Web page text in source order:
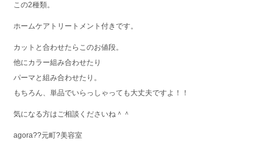
この2種類。
ホームケアトリートメント付きです。
カットと合わせたらこのお値段。
他にカラー組み合わせたり
パーマと組み合わせたり。
もちろん、単品でいらっしゃっても大丈夫ですよ！！
気になる方はご相談くださいね＾＾
agora??元町?美容室